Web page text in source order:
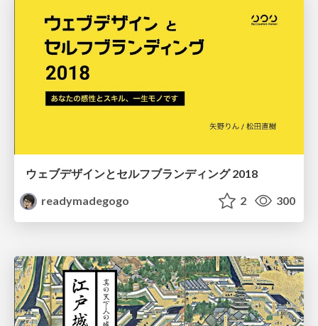
ウェブデザインとセルフブランディング 2018
readymadegogo
2 300